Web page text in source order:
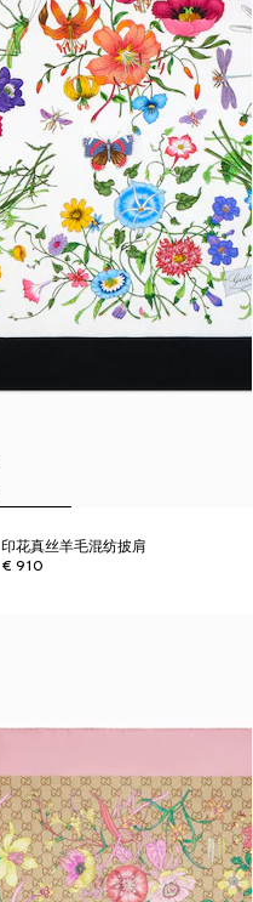
印花真丝羊毛混纺披肩
€ 910